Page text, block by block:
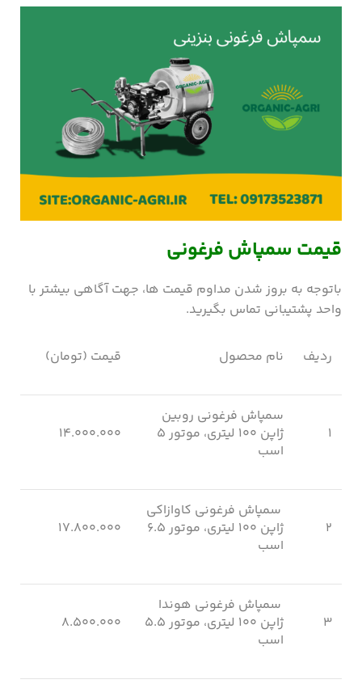
قیمت سمپاش فرغونی
باتوجه به بروز شدن مداوم قیمت ها، جهت آگاهی بیشتر با
واحد پشتیبانی تماس بگیرید.
ردیف نام محصول قیمت (تومان)
۱
سمپاش فرغونی روبین
ژاپن ۱۰۰ لیتری، موتور ۵
اسب
۱۴.۰۰۰.۰۰۰
۲
سمپاش فرغونی کاوازاکی
ژاپن ۱۰۰ لیتری، موتور ۶.۵
اسب
۱۷.۸۰۰.۰۰۰
۳
سمپاش فرغونی هوندا
ژاپن ۱۰۰ لیتری، موتور ۵.۵
اسب
۸.۵۰۰.۰۰۰